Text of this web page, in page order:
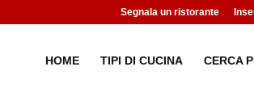
Segnala un ristorante
HOME TIPI DI CUCINA CERCA